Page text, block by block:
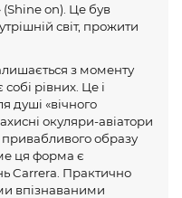
on). Це був
світ, прожити
з моменту
рівних. Це і
душі «вічного
окуляри-авіатори
образу
ця форма є
Carrera. Практично
впізнаваними